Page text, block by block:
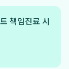
책임진료 시